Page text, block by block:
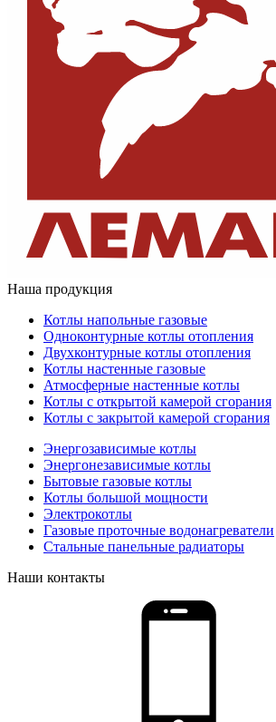
Наша продукция
Котлы напольные газовые
Одноконтурные котлы отопления
Двухконтурные котлы отопления
Котлы настенные газовые
Атмосферные настенные котлы
Котлы с открытой камерой сгорания
Котлы с закрытой камерой сгорания
Энергозависимые котлы
Энергонезависимые котлы
Бытовые газовые котлы
Котлы большой мощности
Электрокотлы
Газовые проточные водонагреватели
Стальные панельные радиаторы
Наши контакты